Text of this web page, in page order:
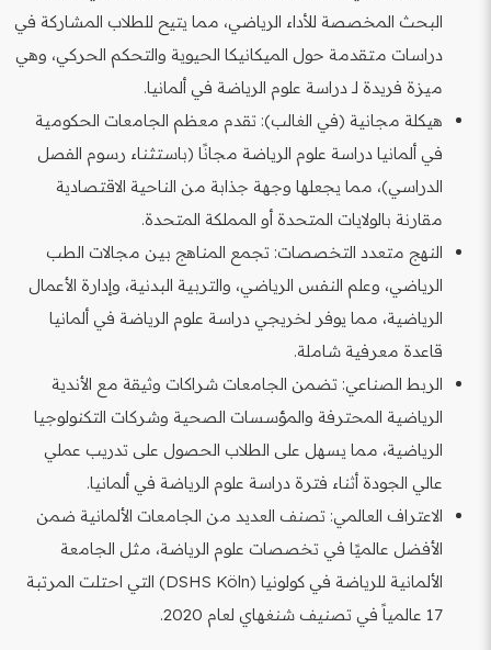
البحث المخصصة للأداء الرياضي، مما يتيح للطلاب المشاركة في
دراسات متقدمة حول الميكانيكا الحيوية والتحكم الحركي، وهي
ميزة فريدة لـ دراسة علوم الرياضة في ألمانيا.
هيكلة مجانية (في الغالب): تقدم معظم الجامعات الحكومية
في ألمانيا دراسة علوم الرياضة مجانًا (باستثناء رسوم الفصل
الدراسي)، مما يجعلها وجهة جذابة من الناحية الاقتصادية
مقارنة بالولايات المتحدة أو المملكة المتحدة.
النهج متعدد التخصصات: تجمع المناهج بين مجالات الطب
الرياضي، وعلم النفس الرياضي، والتربية البدنية، وإدارة الأعمال
الرياضية، مما يوفر لخريجي دراسة علوم الرياضة في ألمانيا
قاعدة معرفية شاملة.
الربط الصناعي: تضمن الجامعات شراكات وثيقة مع الأندية
الرياضية المحترفة والمؤسسات الصحية وشركات التكنولوجيا
الرياضية، مما يسهل على الطلاب الحصول على تدريب عملي
عالي الجودة أثناء فترة دراسة علوم الرياضة في ألمانيا.
الاعتراف العالمي: تصنف العديد من الجامعات الألمانية ضمن
الأفضل عالميًا في تخصصات علوم الرياضة، مثل الجامعة
الألمانية للرياضة في كولونيا (DSHS Köln) التي احتلت المرتبة
17 عالمياً في تصنيف شنغهاي لعام 2020.